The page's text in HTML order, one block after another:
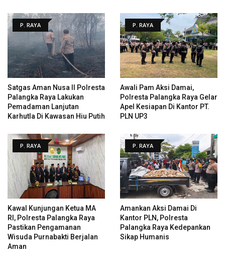
P. RAYA
Satgas Aman Nusa II Polresta
Palangka Raya Lakukan
Pemadaman Lanjutan
Karhutla Di Kawasan Hiu Putih
P. RAYA
Awali Pam Aksi Damai,
Polresta Palangka Raya Gelar
Apel Kesiapan Di Kantor PT.
PLN UP3
P. RAYA
Kawal Kunjungan Ketua MA
RI, Polresta Palangka Raya
Pastikan Pengamanan
Wisuda Purnabakti Berjalan
Aman
P. RAYA
Amankan Aksi Damai Di
Kantor PLN, Polresta
Palangka Raya Kedepankan
Sikap Humanis